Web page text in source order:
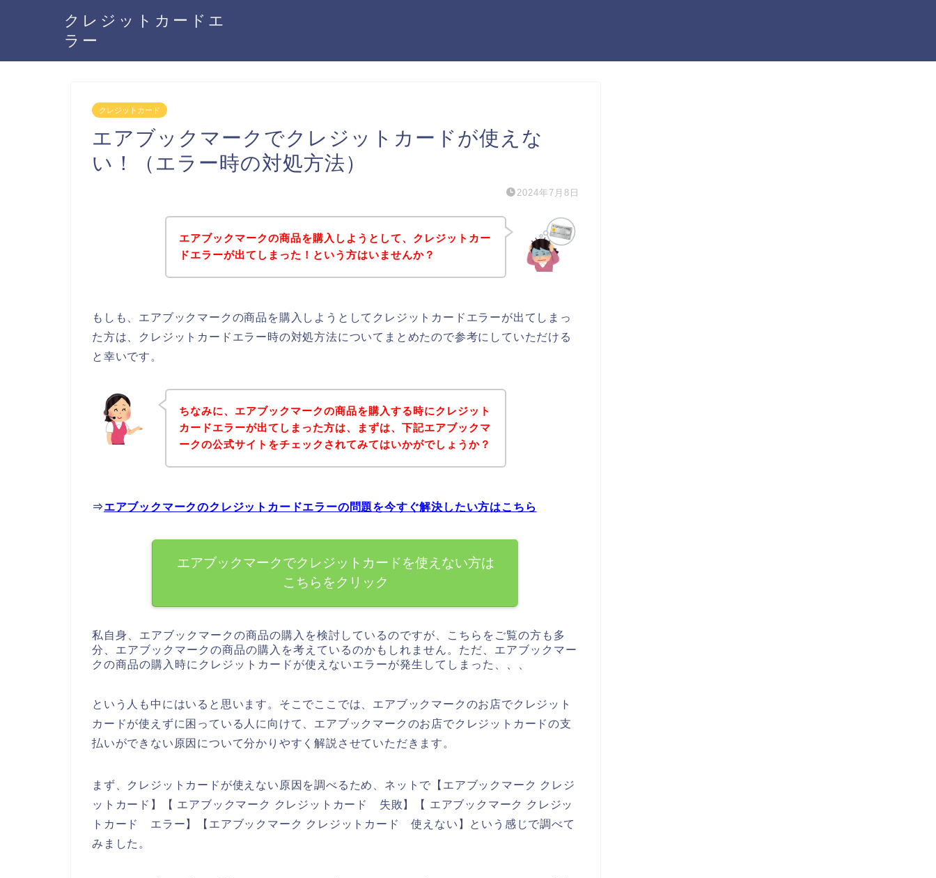
クレジットカードエ
ラー
クレジットカード
エアブックマークでクレジットカードが使えな
い！（エラー時の対処方法）
2024年7月8日
エアブックマークの商品を購入しようとして、クレジットカー
ドエラーが出てしまった！という方はいませんか？
もしも、エアブックマークの商品を購入しようとしてクレジットカードエラーが出てしまっ
た方は、クレジットカードエラー時の対処方法についてまとめたので参考にしていただける
と幸いです。
ちなみに、エアブックマークの商品を購入する時にクレジット
カードエラーが出てしまった方は、まずは、下記エアブックマ
ークの公式サイトをチェックされてみてはいかがでしょうか？
⇒エアブックマークのクレジットカードエラーの問題を今すぐ解決したい方はこちら
エアブックマークでクレジットカードを使えない方は
こちらをクリック
私自身、エアブックマークの商品の購入を検討しているのですが、こちらをご覧の方も多
分、エアブックマークの商品の購入を考えているのかもしれません。ただ、エアブックマー
クの商品の購入時にクレジットカードが使えないエラーが発生してしまった、、、
という人も中にはいると思います。そこでここでは、エアブックマークのお店でクレジット
カードが使えずに困っている人に向けて、エアブックマークのお店でクレジットカードの支
払いができない原因について分かりやすく解説させていただきます。
まず、クレジットカードが使えない原因を調べるため、ネットで【エアブックマーク クレジ
ットカード】【 エアブックマーク クレジットカード 失敗】【 エアブックマーク クレジッ
トカード エラー】【エアブックマーク クレジットカード 使えない】という感じで調べて
みました。